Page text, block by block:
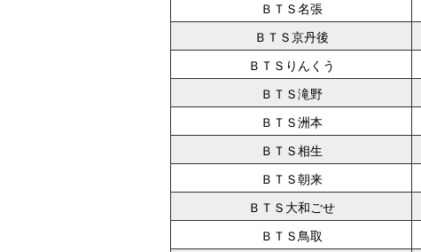
ＢＴＳ名張
ＢＴＳ京丹後
ＢＴＳりんくう
ＢＴＳ滝野
ＢＴＳ洲本
ＢＴＳ相生
ＢＴＳ朝来
ＢＴＳ大和ごせ
ＢＴＳ鳥取